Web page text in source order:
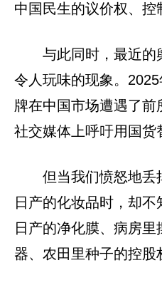
中国民生的议价权、控
与此同时，最近的
令人玩味的现象。
牌在中国市场遭遇了前
社交媒体上呼吁用国货
但当我们愤怒地丢
日产的化妆品时，却
日产的净化膜、病房
器、农田里种子的控股